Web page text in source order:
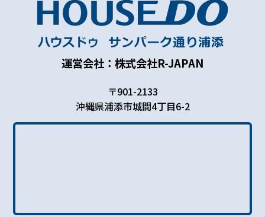
運営会社：株式会社R-JAPAN
〒901-2133
沖縄県浦添市城間4丁目6-2